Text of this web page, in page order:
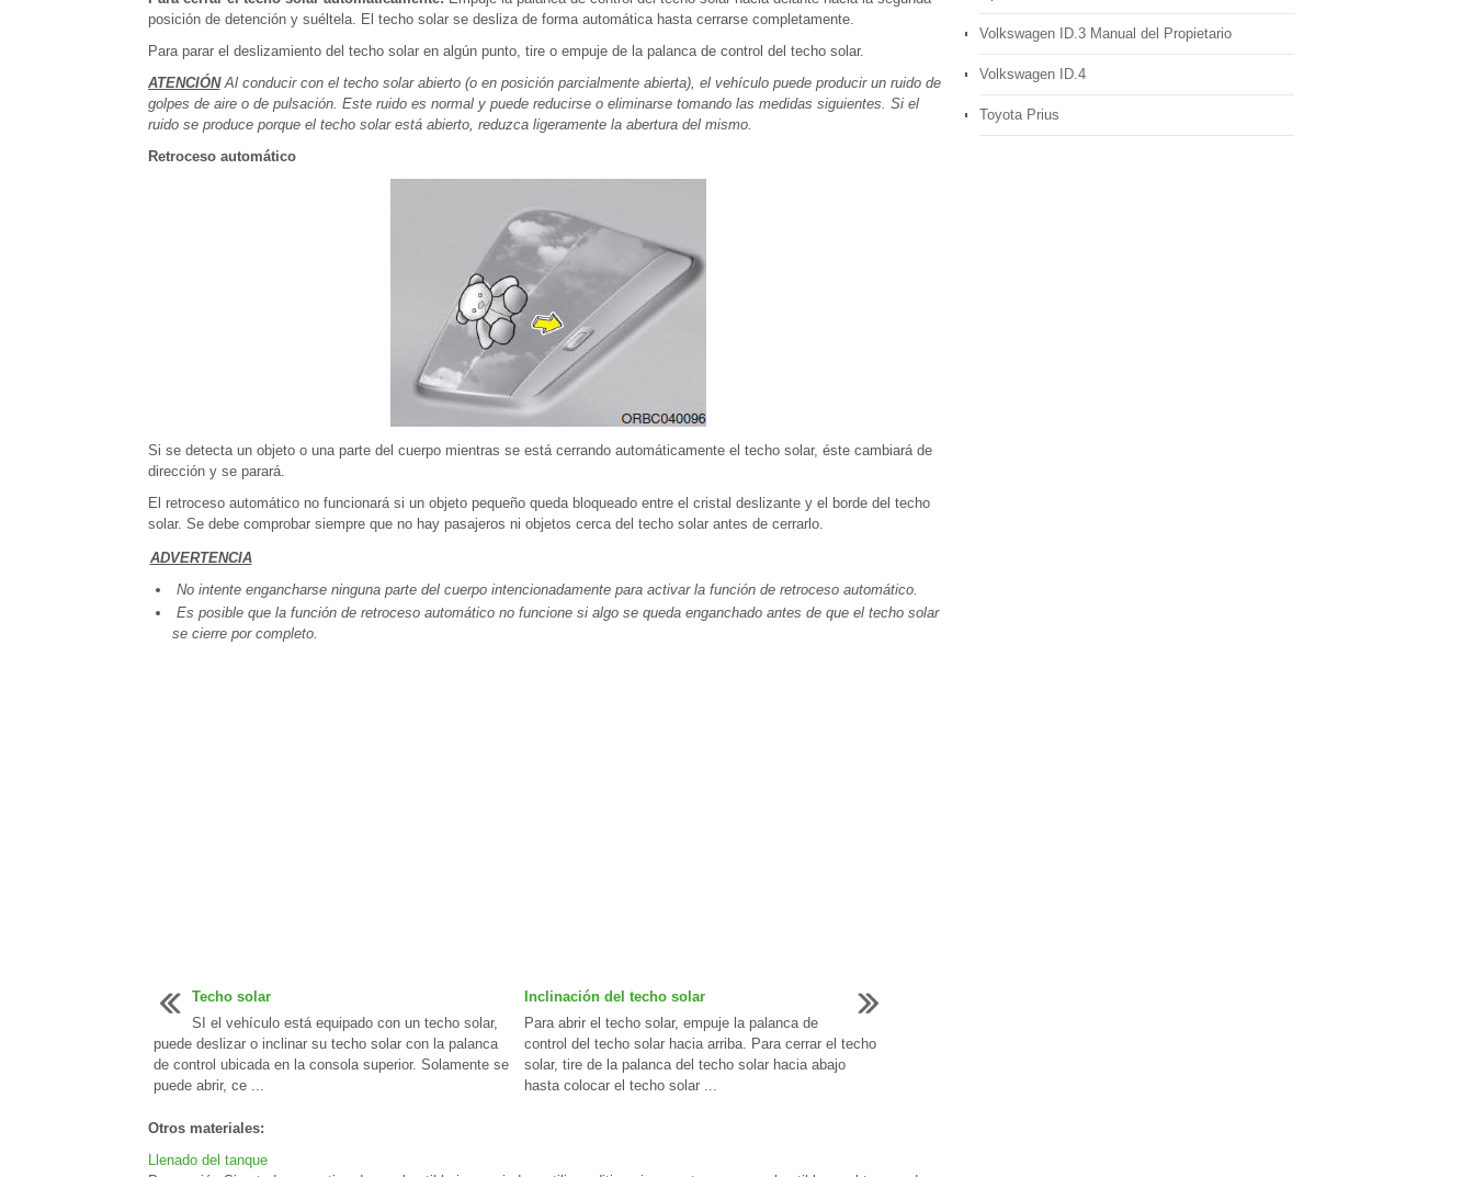
posición de detención y suéltela. El techo solar se desliza de forma automática hasta cerrarse completamente.
Para parar el deslizamiento del techo solar en algún punto, tire o empuje de la palanca de control del techo solar.
ATENCIÓNAl conducir con el techo solar abierto (o en posición parcialmente abierta), el vehículo puede producir un ruido de
golpes de aire o de pulsación. Este ruido es normal y puede reducirse o eliminarse tomando las medidas siguientes. Si el
ruido se produce porque el techo solar está abierto, reduzca ligeramente la abertura del mismo.
Retroceso automático
Si se detecta un objeto o una parte del cuerpo mientras se está cerrando automáticamente el techo solar, éste cambiará de
dirección y se parará.
El retroceso automático no funcionará si un objeto pequeño queda bloqueado entre el cristal deslizante y el borde del techo
solar. Se debe comprobar siempre que no hay pasajeros ni objetos cerca del techo solar antes de cerrarlo.
ADVERTENCIA
No intente engancharse ninguna parte del cuerpo intencionadamente para activar la función de retroceso automático.
Es posible que la función de retroceso automático no funcione si algo se queda enganchado antes de que el techo solar
se cierre por completo.
Techo solar
SI el vehículo está equipado con un techo solar,
puede deslizar o inclinar su techo solar con la palanca
de control ubicada en la consola superior. Solamente se
puede abrir, ce ...
Inclinación del techo solar
Para abrir el techo solar, empuje la palanca de
control del techo solar hacia arriba. Para cerrar el techo
solar, tire de la palanca del techo solar hacia abajo
hasta colocar el techo solar ...
Otros materiales:
Llenado del tanque
Volkswagen ID.3 Manual del Propietario
Volkswagen ID.4
Toyota Prius